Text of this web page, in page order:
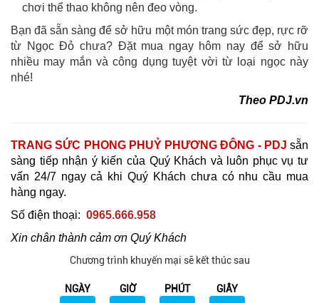
chơi thể thao không nên đeo vòng.
Bạn đã sẵn sàng để sở hữu một món trang sức đẹp, rực rỡ
từ Ngọc Đỏ chưa? Đặt mua ngay hôm nay để sở hữu
nhiều may mắn và công dụng tuyệt vời từ loại ngọc này
nhé!
Theo PDJ.vn
TRANG SỨC PHONG PHUỶ PHƯƠNG ĐÔNG - PDJ sẵn
sàng tiếp nhận ý kiến của Quý Khách và luôn phục vụ tư
vấn 24/7 ngay cả khi Quý Khách chưa có nhu cầu mua
hàng ngay.
Số điện thoại: 0965.666.958
Xin chân thành cảm ơn Quý Khách
Chương trình khuyến mại sẽ kết thúc sau
NGÀY GIỜ PHÚT GIÂY